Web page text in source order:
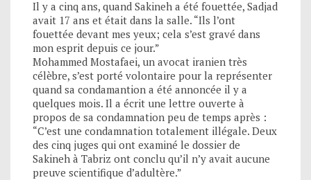
Il y a cinq ans, quand Sakineh a été fouettée, Sadjad
avait 17 ans et était dans la salle. “Ils l’ont
fouettée devant mes yeux; cela s’est gravé dans
mon esprit depuis ce jour.”
Mohammed Mostafaei, un avocat iranien très
célèbre, s’est porté volontaire pour la représenter
quand sa condamantion a été annoncée il y a
quelques mois. Il a écrit une lettre ouverte à
propos de sa condamnation peu de temps après :
“C’est une condamnation totalement illégale. Deux
des cinq juges qui ont examiné le dossier de
Sakineh à Tabriz ont conclu qu’il n’y avait aucune
preuve scientifique d’adultère.”